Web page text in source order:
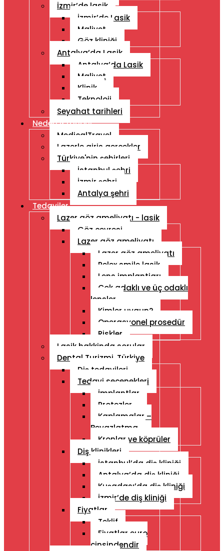
İzmir’de lasik
İzmir’de Lasik
Maliyet
Göz kliniği
Antalya’da Lasik
Antalya’da Lasik
Maliyet
Klinik
Teknoloji
Seyahat tarihleri
Neden Istanbul
MedicalTravel
Lazerle giris gercekler
Türkiye'nin şehirleri
İstanbul şehri
İzmir şehri
Antalya şehri
Tedaviler
Lazer göz ameliyatı - lasik
Göz çevresi
Lazer göz ameliyatı
Lazer göz ameliyatı
Relex smile lasik
Lens implantiarı
Çok adaklı ve üç odaklı
lensler
Kimler uygun?
Operasyonel prosedür
Riskler
Lasik hakkinda sorular
Dental Turizmi, Türkiye
Diş tedavileri
Tedavi seçenekleri
İmplantlar
Protezler
Kaplamalar –
Beyazlatma
Kronlar ve köprüler
Diş klinikleri
İstanbul’da diş kliniği
Antalya’da diş kliniği
Kuşadası’da diş kliniği
İzmir’de diş kliniği
Fiyatlar
Teklif
Fiyatlar euro
cinsindendir